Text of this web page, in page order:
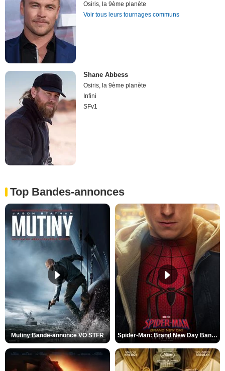
Osiris, la 9ème planète
Voir tous leurs tournages communs
Shane Abbess
Osiris, la 9ème planète
Infini
SFv1
Top Bandes-annonces
Mutiny Bande-annonce VO STFR Spider-Man: Brand New Day Bande-annonce VO STFR